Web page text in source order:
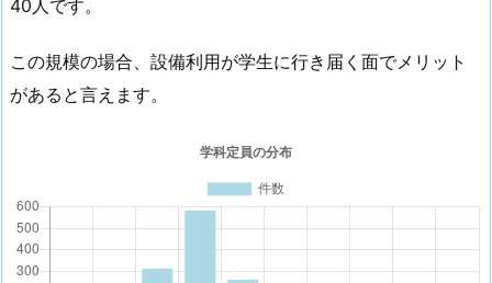
40人です。
この規模の場合、設備利用が学生に行き届く面でメリット
があると言えます。